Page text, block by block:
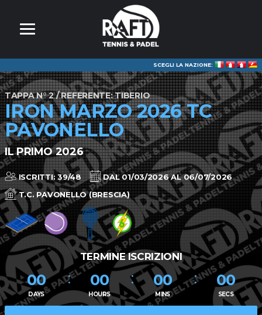
SCEGLI LA NAZIONE:
TAPPA N° 2 / REFERENTE: TIBERIO
IRON MARZO 2026 TC
PAVONELLO
IL PRIMO 2026
ISCRITTI: 39/48
DAL 01/03/2026 AL 06/07/2026
T.C. PAVONELLO (BRESCIA)
TERMINE ISCRIZIONI
00
DAYS
00
HOURS
00
MINS
00
SECS